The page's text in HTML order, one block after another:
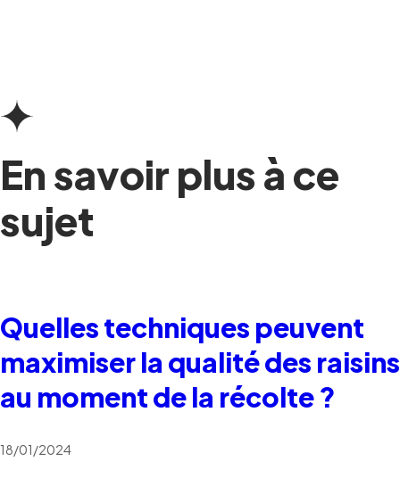
En savoir plus à ce
sujet
Quelles techniques peuvent
maximiser la qualité des raisins
au moment de la récolte ?
18/01/2024